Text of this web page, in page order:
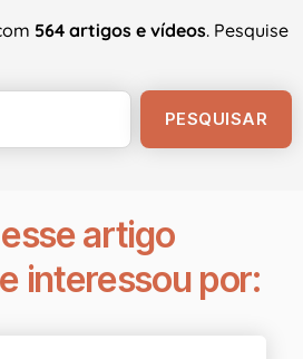
564 artigos e vídeos. Pesquise
artigo
interessou por: